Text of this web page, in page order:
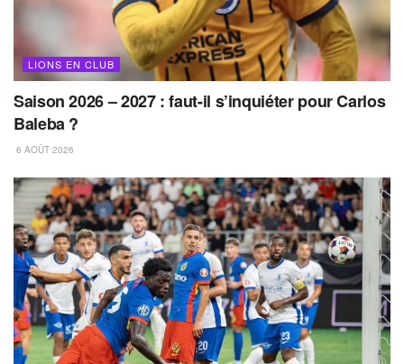
LIONS EN CLUB
Saison 2026 – 2027 : faut-il s’inquiéter pour Carlos
Baleba ?
6 AOÛT 2026